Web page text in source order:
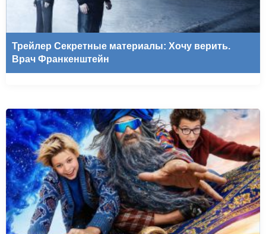
Трейлер Секретные материалы: Хочу верить.
Врач Франкенштейн